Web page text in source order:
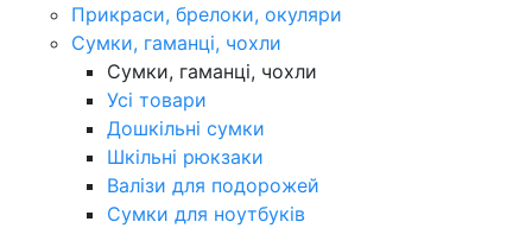
Прикраси, брелоки, окуляри
Сумки, гаманці, чохли
Сумки, гаманці, чохли
Усі товари
Дошкільні сумки
Шкільні рюкзаки
Валізи для подорожей
Сумки для ноутбуків